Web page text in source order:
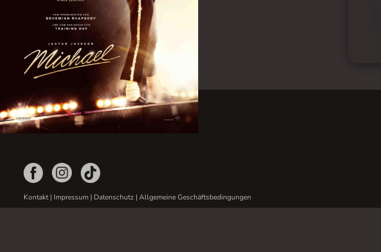
Kontakt| Impressum | Datenschutz | Allgemeine Geschäftsbedingungen